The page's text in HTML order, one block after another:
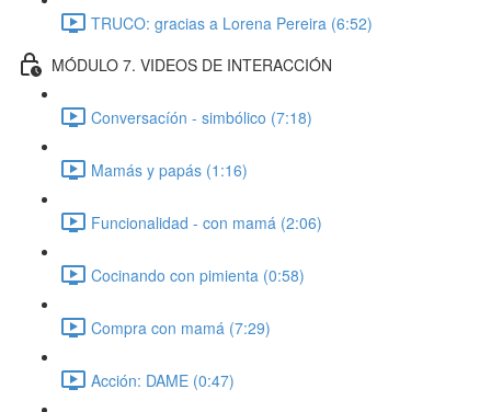
TRUCO: gracias a Lorena Pereira (6:52)
MÓDULO 7. VIDEOS DE INTERACCIÓN
Conversacíón - simbólico (7:18)
Mamás y papás (1:16)
Funcionalidad - con mamá (2:06)
Cocinando con pimienta (0:58)
Compra con mamá (7:29)
Acción: DAME (0:47)